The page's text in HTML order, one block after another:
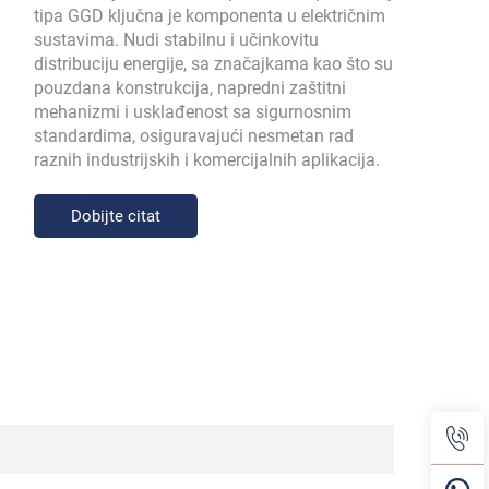
tipa GGD ključna je komponenta u električnim
sustavima. Nudi stabilnu i učinkovitu
distribuciju energije, sa značajkama kao što su
pouzdana konstrukcija, napredni zaštitni
mehanizmi i usklađenost sa sigurnosnim
standardima, osiguravajući nesmetan rad
raznih industrijskih i komercijalnih aplikacija.
Dobijte citat